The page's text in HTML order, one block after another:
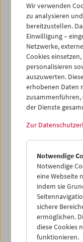
aber
filmtechnischen
weiterhin
einzigartiges
Wir verwenden
zu analysieren
bereitzustellen.
Einwilligung –
Netzwerke,
Cookies
personalisieren
auszuwerten.
erhobenen Daten
zusammenführen,
der Dienste
Zur
Notwendige
Notwendige
eine Webseite
indem sie
sichere
ermöglichen.
diese Cookies
funktionieren.